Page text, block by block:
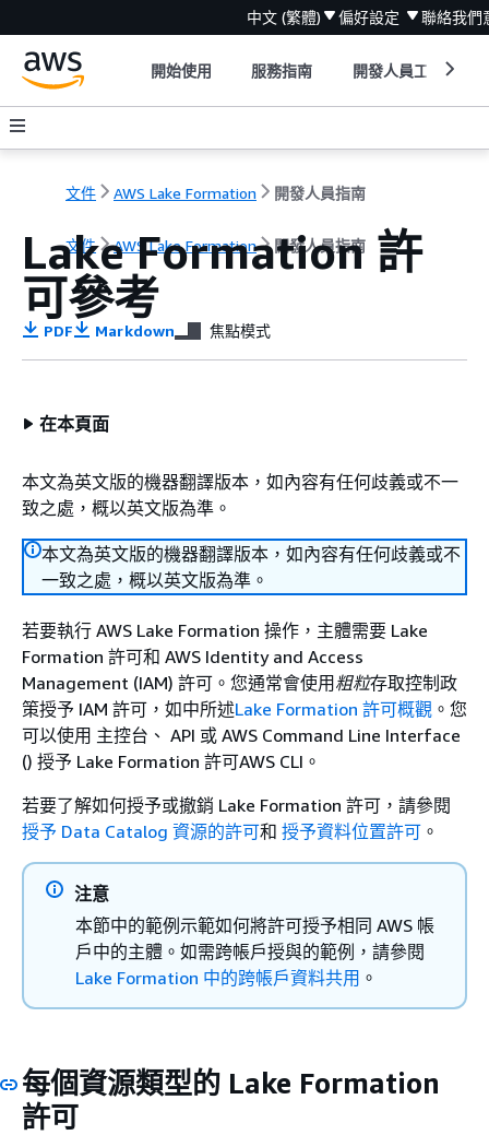
中文 (繁體) 偏好設定 聯絡我們
開始使用 服務指南 開發人員工具
文件 AWS Lake Formation 開發人員指南
文件 AWS Lake Formation 開發人員指南
Lake Formation 許
可參考
PDF Markdown 焦點模式
在本頁面
本文為英文版的機器翻譯版本，如內容有任何歧義或不一
致之處，概以英文版為準。
本文為英文版的機器翻譯版本，如內容有任何歧義或不
一致之處，概以英文版為準。
若要執行 AWS Lake Formation 操作，主體需要 Lake
Formation 許可和 AWS Identity and Access
Management (IAM) 許可。您通常會使用 粗粒存取控制政
策授予 IAM 許可，如中所述Lake Formation 許可概觀 。您
可以使用 主控台、 API 或 AWS Command Line Interface
() 授予 Lake Formation 許可AWS CLI。
若要了解如何授予或撤銷 Lake Formation 許可，請參閱
授予 Data Catalog 資源的許可和 授予資料位置許可 。
注意
本節中的範例示範如何將許可授予相同 AWS 帳
戶中的主體。如需跨帳戶授與的範例，請參閱
Lake Formation 中的跨帳戶資料共用 。
每個資源類型的 Lake Formation
許可